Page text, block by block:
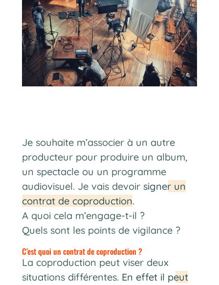
Je souhaite m’associer à un autre
producteur pour produire un album,
un spectacle ou un programme
audiovisuel. Je vais devoir signer un
contrat de coproduction.
A quoi cela m’engage-t-il ?
Quels sont les points de vigilance ?
C’est quoi un contrat de coproduction ?
La coproduction peut viser deux
situations différentes. En effet il peut